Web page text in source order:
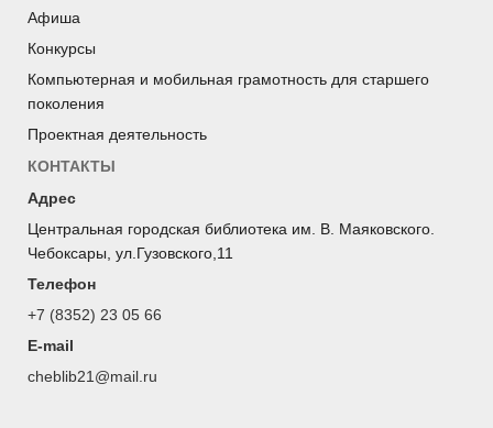
Афиша
Конкурсы
Компьютерная и мобильная грамотность для старшего
поколения
Проектная деятельность
КОНТАКТЫ
Адрес
Центральная городская библиотека им. В. Маяковского.
Чебоксары, ул.Гузовского,11
Телефон
+7 (8352) 23 05 66
E-mail
cheblib21@mail.ru